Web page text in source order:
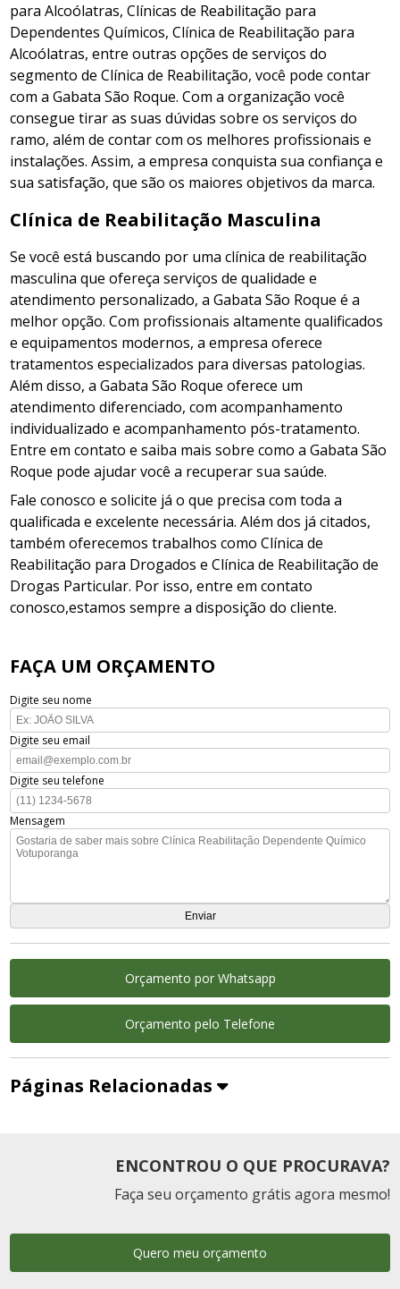
para Alcoólatras, Clínicas de Reabilitação para
Dependentes Químicos, Clínica de Reabilitação para
Alcoólatras, entre outras opções de serviços do
segmento de Clínica de Reabilitação, você pode contar
com a Gabata São Roque. Com a organização você
consegue tirar as suas dúvidas sobre os serviços do
ramo, além de contar com os melhores profissionais e
instalações. Assim, a empresa conquista sua confiança e
sua satisfação, que são os maiores objetivos da marca.
Clínica de Reabilitação Masculina
Se você está buscando por uma clínica de reabilitação
masculina que ofereça serviços de qualidade e
atendimento personalizado, a Gabata São Roque é a
melhor opção. Com profissionais altamente qualificados
e equipamentos modernos, a empresa oferece
tratamentos especializados para diversas patologias.
Além disso, a Gabata São Roque oferece um
atendimento diferenciado, com acompanhamento
individualizado e acompanhamento pós-tratamento.
Entre em contato e saiba mais sobre como a Gabata São
Roque pode ajudar você a recuperar sua saúde.
Fale conosco e solicite já o que precisa com toda a
qualificada e excelente necessária. Além dos já citados,
também oferecemos trabalhos como Clínica de
Reabilitação para Drogados e Clínica de Reabilitação de
Drogas Particular. Por isso, entre em contato
conosco,estamos sempre a disposição do cliente.
FAÇA UM ORÇAMENTO
Digite seu nome
Digite seu email
Digite seu telefone
Mensagem
Orçamento por Whatsapp
Orçamento pelo Telefone
Páginas Relacionadas
ENCONTROU O QUE PROCURAVA?
Faça seu orçamento grátis agora mesmo!
Quero meu orçamento